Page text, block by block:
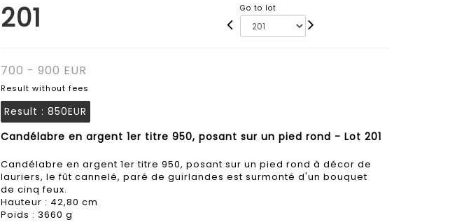
201 Go to lot
700 - 900 EUR
Result without fees
Result : 850EUR
Candélabre en argent 1er titre 950, posant sur un pied rond - Lot 201
Candélabre en argent 1er titre 950, posant sur un pied rond à décor de
lauriers, le fût cannelé, paré de guirlandes est surmonté d'un bouquet
de cinq feux.
Hauteur : 42,80 cm
Poids : 3660 g